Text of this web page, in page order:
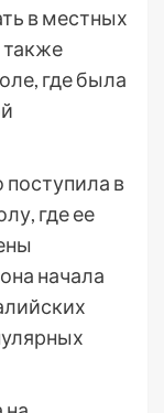
в местных
также
где была
в
где ее
начала